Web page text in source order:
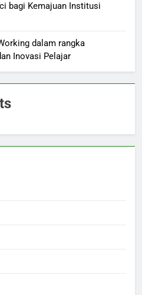
bagi Kemajuan Institusi
dalam rangka
Inovasi Pelajar